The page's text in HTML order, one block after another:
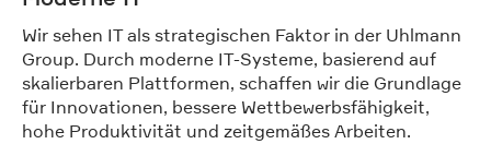
Wir sehen IT als strategischen Faktor in der Uhlmann
Group. Durch moderne IT-Systeme, basierend auf
skalierbaren Plattformen, schaffen wir die Grundlage
für Innovationen, bessere Wettbewerbsfähigkeit,
hohe Produktivität und zeitgemäßes Arbeiten.